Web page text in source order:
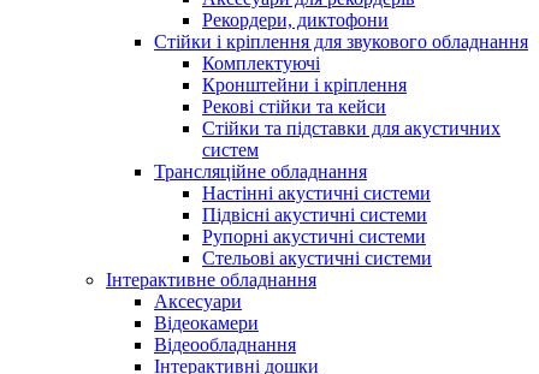
Рекордери, диктофони
Стійки і кріплення для звукового обладнання
Комплектуючі
Кронштейни і кріплення
Рекові стійки та кейси
Стійки та підставки для акустичних
систем
Трансляційне обладнання
Настінні акустичні системи
Підвісні акустичні системи
Рупорні акустичні системи
Стельові акустичні системи
Інтерактивне обладнання
Аксесуари
Відеокамери
Відеообладнання
Інтерактивні дошки